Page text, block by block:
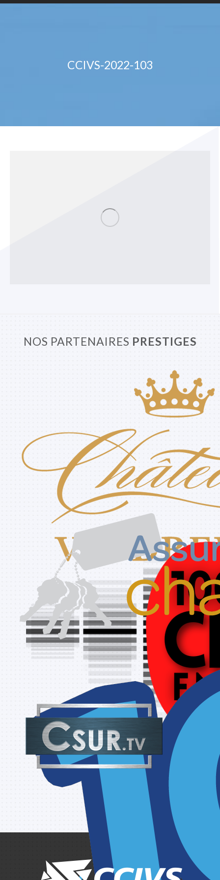
CCIVS-2022-103
NOS PARTENAIRES PRESTIGES